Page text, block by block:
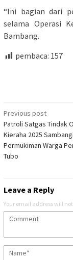
“Ini bagian dari
selama Operasi
Bambang.
pembaca: 157
Post
navigation
Previous post
Patroli Satgas Tindak
Kieraha 2025 Sambangi
Permukiman Warga
Tubo
Leave a Reply
Your email address will